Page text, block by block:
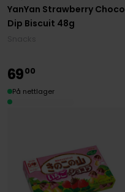
YanYan Strawberry Choco
Dip Biscuit 48g
6900
På nettlager